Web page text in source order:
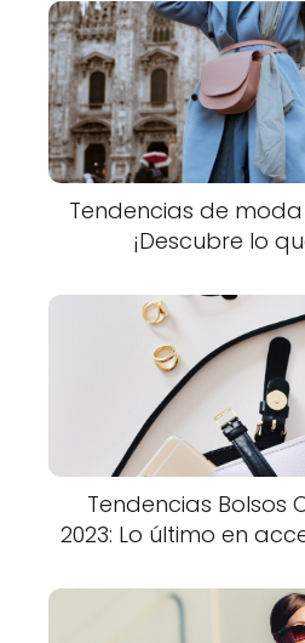
Tendencias de
¡Descubre lo
Tendencias Bolsos
2023: Lo último en